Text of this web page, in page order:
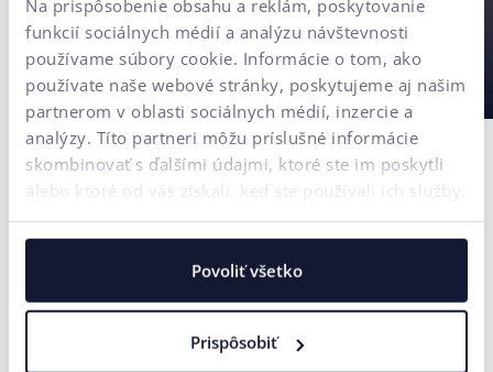
Na prispôsobenie obsahu a reklám, poskytovanie
funkcií sociálnych médií a analýzu návštevnosti
používame súbory cookie. Informácie o tom, ako
používate naše webové stránky, poskytujeme aj našim
partnerom v oblasti sociálnych médií, inzercie a
analýzy. Títo partneri môžu príslušné informácie
skombinovať s ďalšími údajmi, ktoré ste im poskytli
alebo ktoré od vás získali, keď ste používali ich služby.
Povoliť všetko
Prispôsobiť
Potrebujete poradiť?